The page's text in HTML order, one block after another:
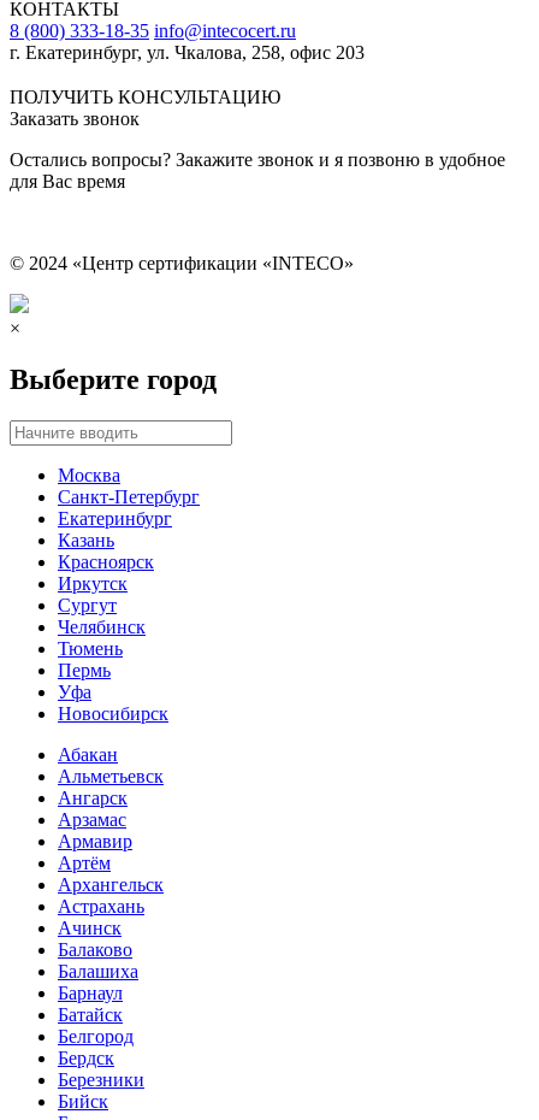
КОНТАКТЫ
8 (800) 333-18-35 info@intecocert.ru
г. Екатеринбург, ул. Чкалова, 258, офис 203
ПОЛУЧИТЬ КОНСУЛЬТАЦИЮ
Заказать звонок
Остались вопросы? Закажите звонок и я позвоню в удобное
для Вас время
© 2024 «Центр сертификации «INTECO»
×
Выберите город
Москва
Санкт-Петербург
Екатеринбург
Казань
Красноярск
Иркутск
Сургут
Челябинск
Тюмень
Пермь
Уфа
Новосибирск
Абакан
Альметьевск
Ангарск
Арзамас
Армавир
Артём
Архангельск
Астрахань
Ачинск
Балаково
Балашиха
Барнаул
Батайск
Белгород
Бердск
Березники
Бийск